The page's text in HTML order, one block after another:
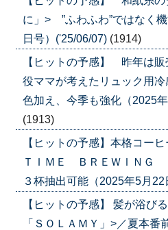
に」> ”ふわふわ”ではなく
日号）('25/06/07) (1914)
【ヒットの予感】 昨年は
役ママが考えたリュック用
色加え、今季も強化（2025
(1913)
【ヒットの予感】本格コー
ＴＩＭＥ ＢＲＥＷＩＮＧ
３杯抽出可能（2025年5月
【ヒットの予感】 髪が浴び
「ＳＯＬＡＭＹ」>／夏本番